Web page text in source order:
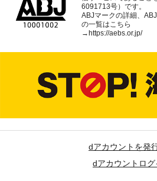
6091713号）です。
ABJマークの詳細、
の一覧はこちら
→ https://aebs.or.jp/
dアカウントを発
dアカウントログ